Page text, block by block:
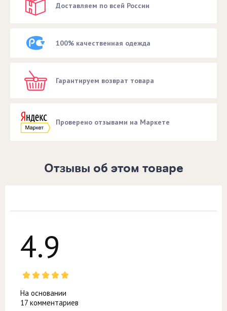
Доставляем по всей России
100% качественная одежда
Гарантируем возврат товара
Проверено отзывами на Маркете
Отзывы об этом товаре
4.9
На основании
17 комментариев